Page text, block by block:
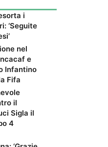
i
‘Seguite
nel
e
Infantino
Fifa
il
Sigla il
4